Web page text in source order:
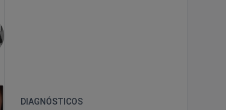
DIAGNÓSTICOS